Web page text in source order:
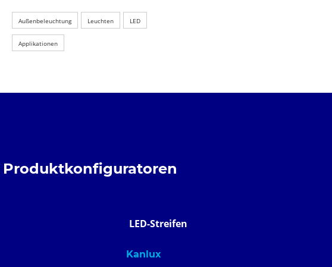
Außenbeleuchtung Leuchten LED
Applikationen
Produktkonfiguratoren
LED-Streifen
Kanlux